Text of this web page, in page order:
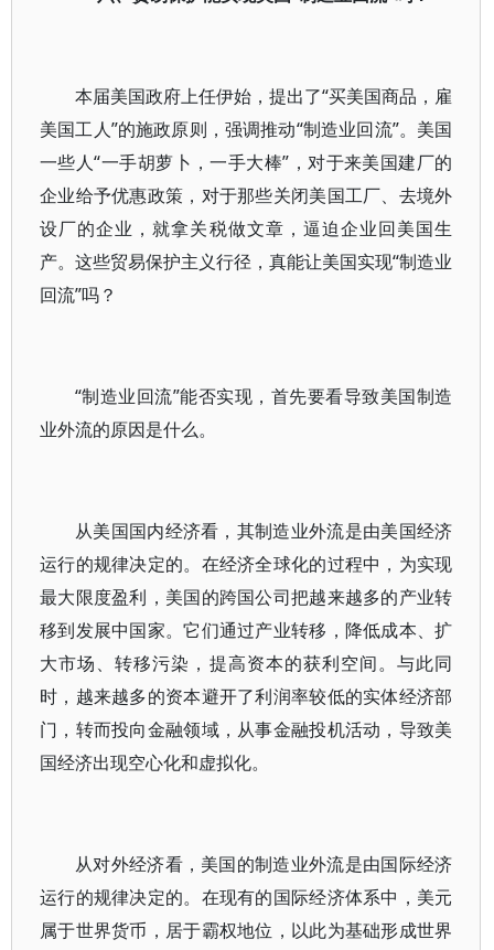
本届美国政府上任伊始，提出了“买美国商品，雇
美国工人”的施政原则，强调推动“制造业回流”。美国
一些人“一手胡萝卜，一手大棒”，对于来美国建厂的
企业给予优惠政策，对于那些关闭美国工厂、去境外
设厂的企业，就拿关税做文章，逼迫企业回美国生
产。这些贸易保护主义行径，真能让美国实现“制造业
回流”吗？
“制造业回流”能否实现，首先要看导致美国制造
业外流的原因是什么。
从美国国内经济看，其制造业外流是由美国经济
运行的规律决定的。在经济全球化的过程中，为实现
最大限度盈利，美国的跨国公司把越来越多的产业转
移到发展中国家。它们通过产业转移，降低成本、扩
大市场、转移污染，提高资本的获利空间。与此同
时，越来越多的资本避开了利润率较低的实体经济部
门，转而投向金融领域，从事金融投机活动，导致美
国经济出现空心化和虚拟化。
从对外经济看，美国的制造业外流是由国际经济
运行的规律决定的。在现有的国际经济体系中，美元
属于世界货币，居于霸权地位，以此为基础形成世界